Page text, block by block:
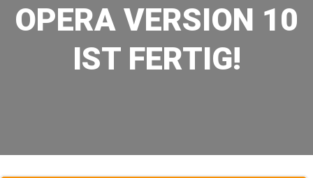
OPERA VERSION 10
IST FERTIG!